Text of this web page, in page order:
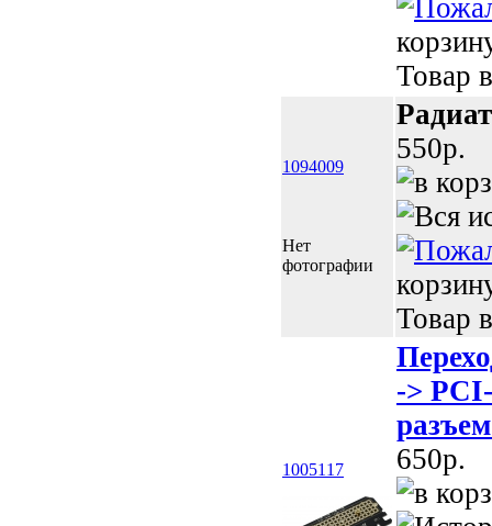
Товар
1094009
Нет
фотографии
550p.
Товар
1005117
->
650p.